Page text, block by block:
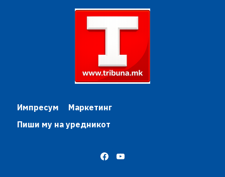
Импресум
Маркетинг
Пиши му на уредникот